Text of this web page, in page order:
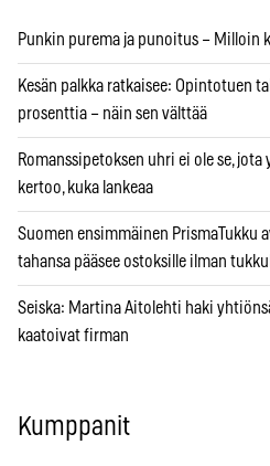
Punkin purema ja punoitus – Milloin
Kesän palkka ratkaisee: Opintotuen
prosenttia – näin sen välttää
Romanssipetoksen uhri ei ole se,
kertoo, kuka lankeaa
Suomen ensimmäinen PrismaTukku
tahansa pääsee ostoksille ilman
Seiska: Martina Aitolehti haki
kaatoivat firman
Kumppanit